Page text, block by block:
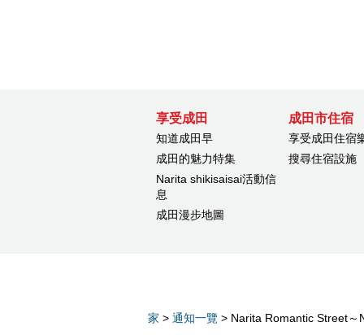
享受成田
知道成田早
成田的魅力特集
Narita shikisaisai活動信
息
成田漫步地圖
成田市住宿
享受成田住宿
搜尋住宿設施
家 > 通知一覽 > Narita Romantic Street～